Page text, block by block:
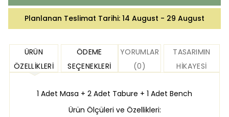
Planlanan Teslimat Tarihi: 14 August - 29 August
ÜRÜN
ÖZELLIKLERI
ÖDEME
SEÇENEKLERI
YORUMLAR
(0)
TASARIMIN
HIKAYESI
1 Adet Masa + 2 Adet Tabure + 1 Adet Bench
Ürün Ölçüleri ve Özellikleri: